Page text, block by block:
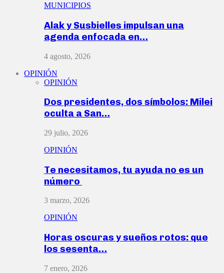
MUNICIPIOS
Alak y Susbielles impulsan una
agenda enfocada en…
4 agosto, 2026
OPINIÓN
OPINIÓN
Dos presidentes, dos símbolos: Milei
oculta a San…
29 julio, 2026
OPINIÓN
Te necesitamos, tu ayuda no es un
número
3 marzo, 2026
OPINIÓN
Horas oscuras y sueños rotos: que
los sesenta…
7 enero, 2026